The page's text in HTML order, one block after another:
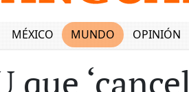
MÉXICO MUNDO OPINIÓN